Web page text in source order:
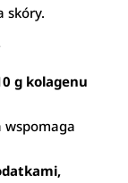
skóry.
g kolagenu
wspomaga